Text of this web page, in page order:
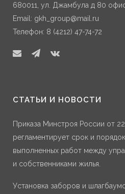
680011, ул. Джамбула д 80
Email: gkh_group@mail.ru
Телефон: 8 (4212) 47-74-72
СТАТЬИ И НОВОСТИ
Приказа Минстроя России от
регламентирует срок и
выполненных работ между
и собственниками жилья.
Установка заборов и